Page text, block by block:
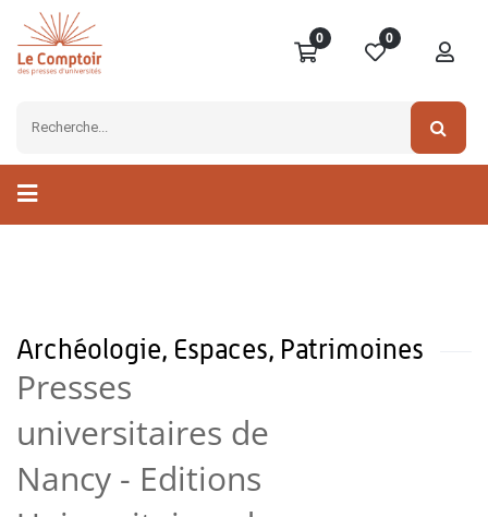
0 0
Archéologie, Espaces, Patrimoines
Presses
universitaires de
Nancy - Editions